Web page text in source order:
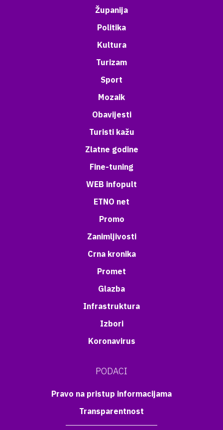
Županija
Politika
Kultura
Turizam
Sport
Mozaik
Obavijesti
Turisti kažu
Zlatne godine
Fine-tuning
WEB infopult
ETNO net
Promo
Zanimljivosti
Crna kronika
Promet
Glazba
Infrastruktura
Izbori
Koronavirus
PODACI
Pravo na pristup informacijama
Transparentnost